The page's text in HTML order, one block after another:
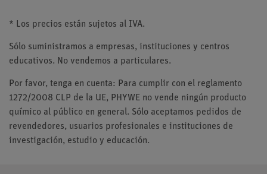
* Los precios están sujetos al IVA.
Sólo suministramos a empresas, instituciones y centros
educativos. No vendemos a particulares.
Por favor, tenga en cuenta: Para cumplir con el reglamento
1272/2008 CLP de la UE, PHYWE no vende ningún producto
químico al público en general. Sólo aceptamos pedidos de
revendedores, usuarios profesionales e instituciones de
investigación, estudio y educación.